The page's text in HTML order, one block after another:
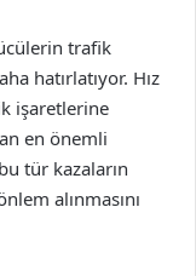
trafik
hatırlatıyor. Hız
işaretlerine
en önemli
tür kazaların
alınmasını